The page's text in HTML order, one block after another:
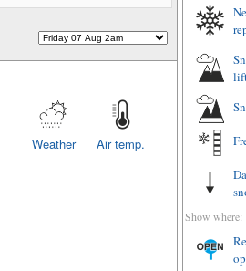
Air temp.
Weather
Show where: